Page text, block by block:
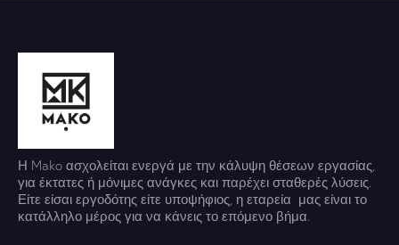
Η Mako ασχολείται ενεργά με την κάλυψη θέσεων εργασίας,
για έκτατες ή μόνιμες ανάγκες και παρέχει σταθερές λύσεις.
Είτε είσαι εργοδότης είτε υποψήφιος, η εταρεία μας είναι το
κατάλληλο μέρος για να κάνεις το επόμενο βήμα.